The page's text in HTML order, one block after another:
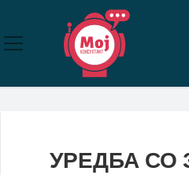
содржината
УРЕДБА СО